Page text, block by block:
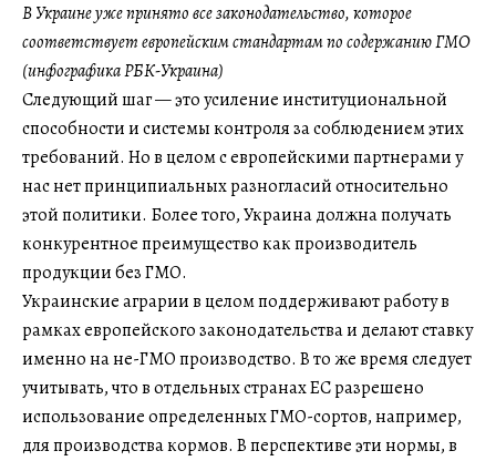
В Украине уже принято все законодательство, которое
соответствует европейским стандартам по содержанию ГМО
(инфографика РБК-Украина)
Следующий шаг — это усиление институциональной
способности и системы контроля за соблюдением этих
требований. Но в целом с европейскими партнерами у
нас нет принципиальных разногласий относительно
этой политики. Более того, Украина должна получать
конкурентное преимущество как производитель
продукции без ГМО.
Украинские аграрии в целом поддерживают работу в
рамках европейского законодательства и делают ставку
именно на не-ГМО производство. В то же время следует
учитывать, что в отдельных странах ЕС разрешено
использование определенных ГМО-сортов, например,
для производства кормов. В перспективе эти нормы, в